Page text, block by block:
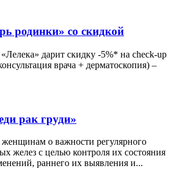
родинки» со скидкой
дарит скидку -5%* на check-up
врача + дерматоскопия) –
рак груди»
о важности регулярного
желез с целью контроля их состояния
раннего их выявления и...